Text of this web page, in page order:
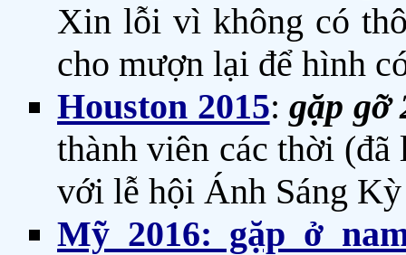
Xin lỗi vì không có
cho mượn lại để hình
Houston 2015:gặp gỡ
thành viên các thời (đã
với lễ hội Ánh Sáng
Mỹ 2016: gặp ở